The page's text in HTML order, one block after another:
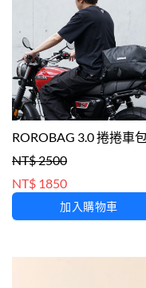
ROROBAG 3.0 捲捲車
NT$ 2500
NT$ 1850
加入購物車